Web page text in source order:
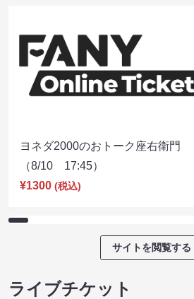
ヨネダ2000のおトーク座右衛門
（8/10 17:45）
¥1300 (税込)
サイトを閲覧する
ライブチケット